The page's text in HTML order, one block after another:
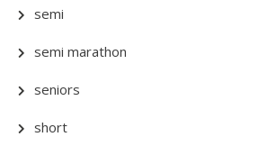
semi
semi marathon
seniors
short